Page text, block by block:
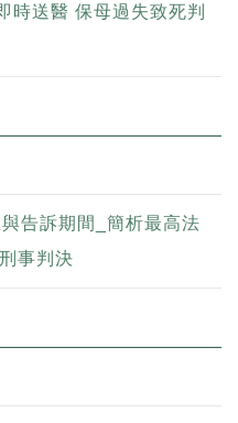
時送醫 保母過失致死判
告訴期間_簡析最高法
事判決